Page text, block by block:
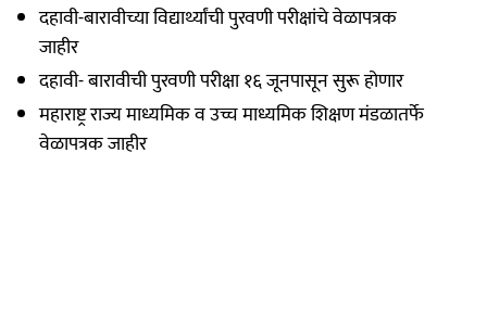
दहावी-बारावीच्या विद्यार्थ्यांची पुरवणी परीक्षांचे वेळापत्रक
जाहीर
दहावी- बारावीची पुरवणी परीक्षा १६ जूनपासून सुरू होणार
महाराष्ट्र राज्य माध्यमिक व उच्च माध्यमिक शिक्षण मंडळातर्फे
वेळापत्रक जाहीर